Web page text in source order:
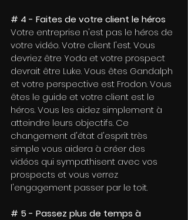
# 4 - Faites de votre client le héros
Votre entreprise n'est pas le héros de
votre vidéo. Votre client l'est. Vous
devriez être Yoda et votre prospect
devrait être Luke. Vous êtes Gandalph
et votre perspective est Frodon. Vous
êtes le guide et votre client est le
héros. Vous les aidez simplement à
atteindre leurs objectifs. Ce
changement d'état d'esprit très
simple vous aidera à créer des
vidéos qui sympathisent avec vos
prospects et vous verrez
l'engagement passer par le toit.
# 5 - Passez plus de temps à